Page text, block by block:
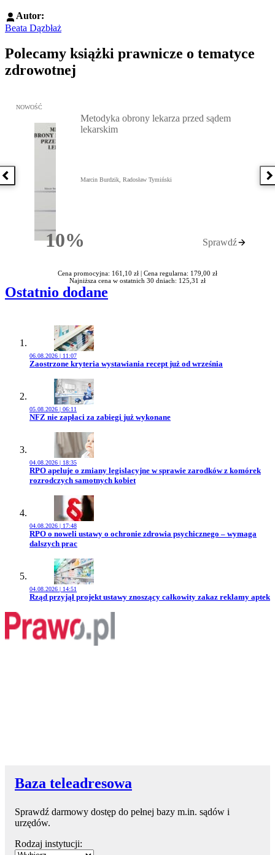
Autor:
Beata Dązbłaż
Polecamy książki prawnicze o tematyce
zdrowotnej
Poprzednia książka
Przejdź do: Metodyka obrony lekarza przed sądem lekarskim,
NOWOŚĆ
10%Rabatu
Metodyka obrony lekarza przed sądem
lekarskim
Marcin Burdzik, Radosław Tymiński
Sprawdź
Cena promocyjna: 161,10 zł | Cena regularna: 179,00 zł
Najniższa cena w ostatnich 30 dniach: 125,31 zł
Ostatnio dodane
06.08.2026 | 11:07
Przejdź do artykułu:
Zaostrzone kryteria wystawiania recept już od września
05.08.2026 | 06:11
Przejdź do artykułu:
NFZ nie zapłaci za zabiegi już wykonane
04.08.2026 | 18:35
Przejdź do artykułu:
RPO apeluje o zmiany legislacyjne w sprawie zarodków z komórek
rozrodczych samotnych kobiet
04.08.2026 | 17:48
Przejdź do artykułu:
RPO o noweli ustawy o ochronie zdrowia psychicznego – wymaga
dalszych prac
04.08.2026 | 14:51
Przejdź do artykułu:
Rząd przyjął projekt ustawy znoszący całkowity zakaz reklamy aptek
Baza teleadresowa
Sprawdź darmowy dostęp do pełnej bazy m.in. sądów i
urzędów.
Rodzaj instytucji: